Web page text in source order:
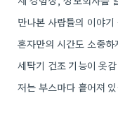
만나본 사람들의 이야